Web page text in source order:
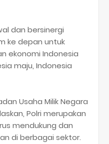
dan bersinergi
ke depan untuk
ekonomi Indonesia
maju, Indonesia
Usaha Milik Negara
Polri merupakan
mendukung dan
di berbagai sektor.